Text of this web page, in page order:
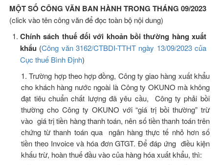
MỘT SỐ CÔNG VĂN BAN HÀNH TRONG THÁNG 09/2023
(click vào tên công văn để đọc toàn bộ nội dung)
Chính sách thuế đối với khoản bồi thường hàng xuất
khẩu (Công văn 3162/CTBDI-TTHT ngày 13/09/2023 của
Cục thuế Bình Định)
1. Trường hợp theo hợp đồng, Công ty giao hàng xuất khẩu
cho khách hàng nước ngoài là Công ty OKUNO mà không
đạt tiêu chuẩn chất lượng đã yêu cầu, Công ty phải bồi
thường cho Công ty OKUNO với “giá trị bồi thường” trừ
vào giá trị tiền hàng thanh toán, nên số tiền thanh toán trên
chứng từ thanh toán qua ngân hàng thực tế nhỏ hơn số
tiền theo Invoice và hóa đơn GTGT. Để đáp ứng điều kiện
khấu trừ, hoàn thuế đầu vào của hàng hóa xuất khẩu, thì: